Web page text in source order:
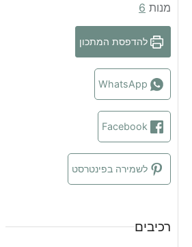
s
e
s
t
e
s
מנות 6
להדפסת המתכון
WhatsApp
לשמירה בפינטרסט
רכיבים